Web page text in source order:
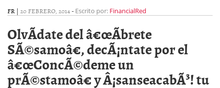
FR | 20 FEBRERO, 2014- Escrito por: FinancialRed
OlvÃ­date del â€œÃbrete
SÃ©samoâ€, decÃ¡ntate por el
â€œConcÃ©deme un
prÃ©stamoâ€ y Â¡sanseacabÃ³! tu